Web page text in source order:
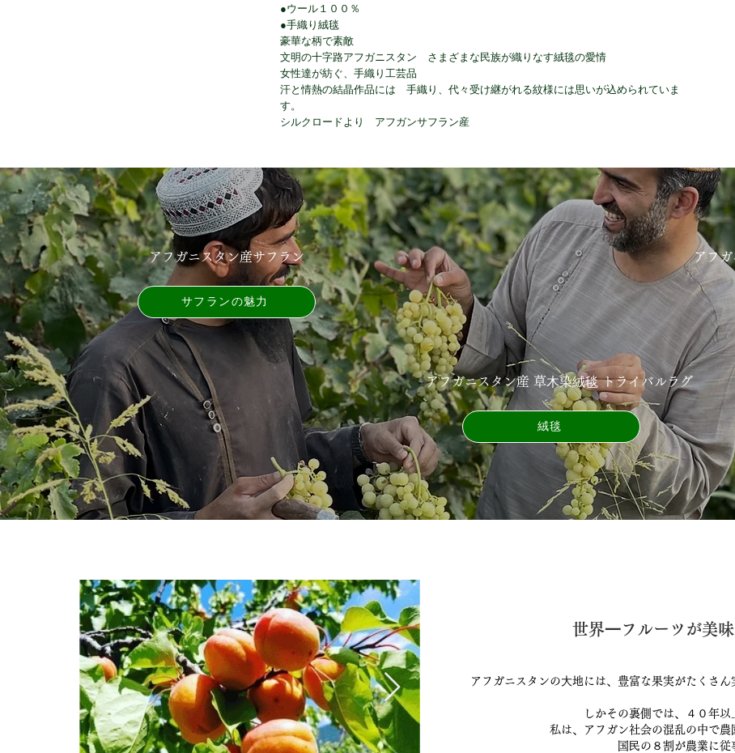
●ウール１００％
●手織り絨毯
豪華な柄で素敵
文明の十字路アフガニスタン さまざまな民族が織りなす絨毯の愛情
女性達が紡ぐ、手織り工芸品
汗と情熱の結晶作品には 手織り、代々受け継がれる紋様には思いが込められていま
す。
シルクロードより アフガンサフラン産
アフガニスタン産サフラン
サフランの魅力
アフ
アフガニスタン産 草⽊染絨毯 トライバルラグ
絨毯
世界⼀フルーツが美
アフガニスタンの⼤地には、豊富な果実がたくさ
しかその裏側では、４０年以
私は、アフガン社会の混乱の中で農
国⺠の８割が農業に従